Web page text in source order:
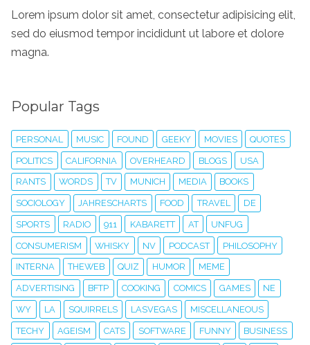
Lorem ipsum dolor sit amet, consectetur adipisicing elit,
sed do eiusmod tempor incididunt ut labore et dolore
magna.
Popular Tags
PERSONAL MUSIC FOUND GEEKY MOVIES QUOTES
POLITICS CALIFORNIA OVERHEARD BLOGS USA
RANTS WORDS TV MUNICH MEDIA BOOKS
SOCIOLOGY JAHRESCHARTS FOOD TRAVEL DE
SPORTS RADIO 911 KABARETT AT UNFUG
CONSUMERISM WHISKY NV PODCAST PHILOSOPHY
INTERNA THEWEB QUIZ HUMOR MEME
ADVERTISING BFTP COOKING COMICS GAMES NE
WY LA SQUIRRELS LASVEGAS MISCELLANEOUS
TECHY AGEISM CATS SOFTWARE FUNNY BUSINESS